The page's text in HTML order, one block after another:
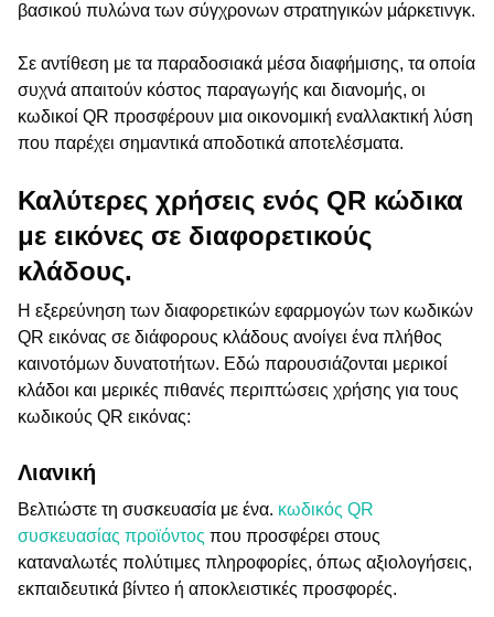
βασικού πυλώνα των σύγχρονων στρατηγικών μάρκετινγκ.
Σε αντίθεση με τα παραδοσιακά μέσα διαφήμισης, τα οποία
συχνά απαιτούν κόστος παραγωγής και διανομής, οι
κωδικοί QR προσφέρουν μια οικονομική εναλλακτική λύση
που παρέχει σημαντικά αποδοτικά αποτελέσματα.
Καλύτερες χρήσεις ενός QR κώδικα
με εικόνες σε διαφορετικούς
κλάδους.
Η εξερεύνηση των διαφορετικών εφαρμογών των κωδικών
QR εικόνας σε διάφορους κλάδους ανοίγει ένα πλήθος
καινοτόμων δυνατοτήτων. Εδώ παρουσιάζονται μερικοί
κλάδοι και μερικές πιθανές περιπτώσεις χρήσης για τους
κωδικούς QR εικόνας:
Λιανική
Βελτιώστε τη συσκευασία με ένα. κωδικός QR
συσκευασίας προϊόντος που προσφέρει στους
καταναλωτές πολύτιμες πληροφορίες, όπως αξιολογήσεις,
εκπαιδευτικά βίντεο ή αποκλειστικές προσφορές.